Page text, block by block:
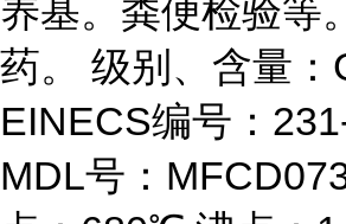
养基。粪便检验等
药。 级别、含量：
EINECS编号：
MDL号：